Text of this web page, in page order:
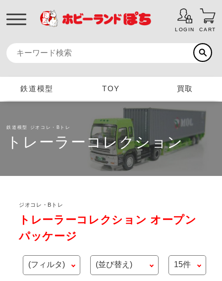
LOGIN CART
鉄道模型 TOY 買取
鉄道模型 ジオコレ・Bトレ
トレーラーコレクション
ジオコレ・Bトレ
トレーラーコレクション オープン
パッケージ